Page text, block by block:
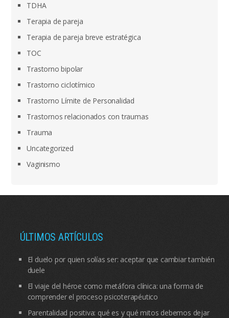
TDHA
Terapia de pareja
Terapia de pareja breve estratégica
TOC
Trastorno bipolar
Trastorno ciclotímico
Trastorno Límite de Personalidad
Trastornos relacionados con traumas
Trauma
Uncategorized
Vaginismo
ÚLTIMOS ARTÍCULOS
El duelo por quien solías ser: aceptar que cambiar también
duele
El viaje del héroe como metáfora clínica: una forma de
comprender el proceso psicoterapéutico
Parentalidad positiva: qué es y qué mitos debemos dejar